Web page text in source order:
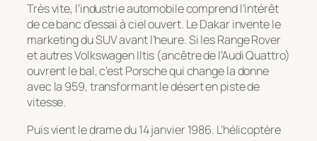
Très vite, l’industrie automobile comprend l’intérêt
de ce banc d’essai à ciel ouvert. Le Dakar invente le
marketing du SUV avant l’heure. Si les Range Rover
et autres Volkswagen Iltis (ancêtre de l’Audi Quattro)
ouvrent le bal, c’est Porsche qui change la donne
avec la 959, transformant le désert en piste de
vitesse.
Puis vient le drame du 14 janvier 1986. L’hélicoptère